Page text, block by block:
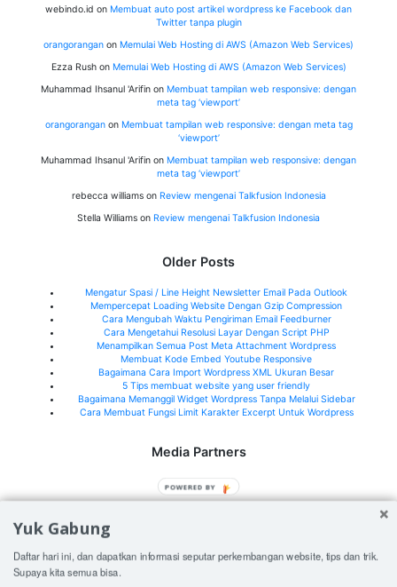
webindo.id on Membuat auto post artikel wordpress ke Facebook dan
Twitter tanpa plugin
orangorangan on Memulai Web Hosting di AWS (Amazon Web Services)
Ezza Rushon Memulai Web Hosting di AWS (Amazon Web Services)
Muhammad Ihsanul 'Arifin on Membuat tampilan web responsive: dengan
meta tag ‘viewport’
orangoranganon Membuat tampilan web responsive: dengan meta tag
‘viewport’
Muhammad Ihsanul 'Arifin on Membuat tampilan web responsive: dengan
meta tag ‘viewport’
rebecca williamson Review mengenai Talkfusion Indonesia
Stella Williams on Review mengenai Talkfusion Indonesia
Older Posts
Mengatur Spasi / Line Height Newsletter Email Pada Outlook
Mempercepat Loading Website Dengan Gzip Compression
Cara Mengubah Waktu Pengiriman Email Feedburner
Cara Mengetahui Resolusi Layar Dengan Script PHP
Menampilkan Semua Post Meta Attachment Wordpress
Membuat Kode Embed Youtube Responsive
Bagaimana Cara Import Wordpress XML Ukuran Besar
5 Tips membuat website yang user friendly
Bagaimana Memanggil Widget Wordpress Tanpa Melalui Sidebar
Cara Membuat Fungsi Limit Karakter Excerpt Untuk Wordpress
Media Partners
Jeffry.my.id
Yuk Gabung
Daftar hari ini, dan dapatkan informasi seputar perkembangan website, tips dan trik.
Supaya kita semua bisa.
POWERED BY